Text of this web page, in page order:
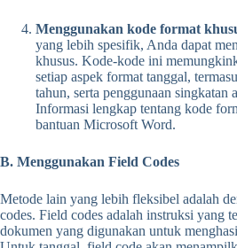
Menggunakan kode format
yang lebih spesifik, Anda dapat
khusus. Kode-kode ini
setiap aspek format tanggal,
tahun, serta penggunaan singkatan
Informasi lengkap tentang kode
bantuan Microsoft Word.
B. Menggunakan Field Codes
Metode lain yang lebih fleksibel adalah
codes. Field codes adalah instruksi yang
dokumen yang digunakan untuk